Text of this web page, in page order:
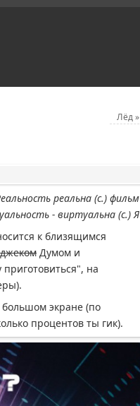
Лёд»
реальна (с.) фильм
- виртуальна (с.) Я
к близящимся
Думом и
на
большом экране (по
процентов ты гик).